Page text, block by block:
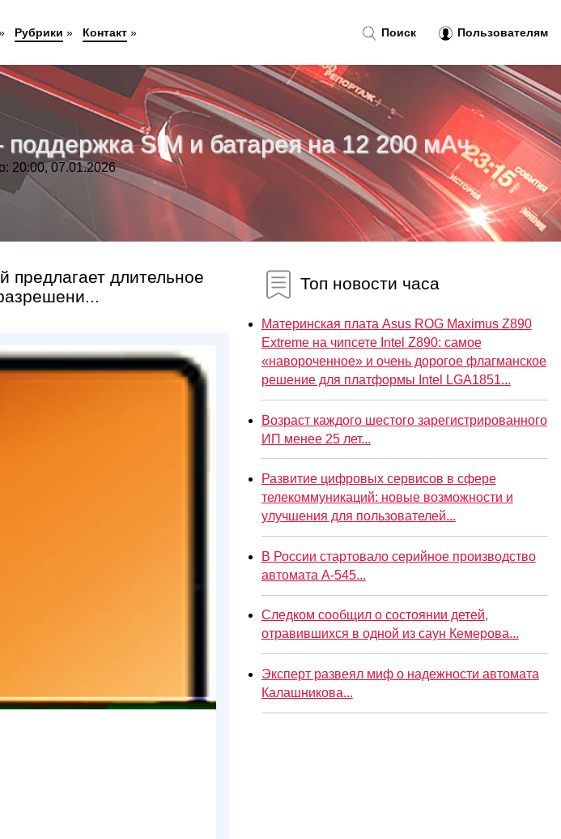
SIM и батарея на 12 200 мАч
20:00, 07.01.2026
предлагает длительное
Топ новости часа
Материнская плата Asus ROG Maximus Z890
Extreme на чипсете Intel Z890: самое
«навороченное» и очень дорогое флагманское
решение для платформы Intel LGA1851...
Возраст каждого шестого зарегистрированного
ИП менее 25 лет...
Развитие цифровых сервисов в сфере
телекоммуникаций: новые возможности и
улучшения для пользователей...
В России стартовало серийное производство
автомата А-545...
Следком сообщил о состоянии детей,
отравившихся в одной из саун Кемерова...
Эксперт развеял миф о надежности автомата
Калашникова...
Поиск Пользователям
Рубрики » Контакт»